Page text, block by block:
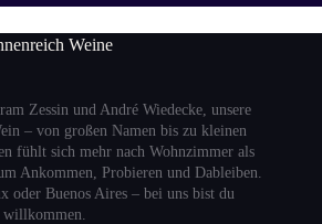
Weine
Zessin und André Wiedecke, unsere
– von großen Namen bis zu kleinen
fühlt sich mehr nach Wohnzimmer als
Ankommen, Probieren und Dableiben.
oder Buenos Aires – bei uns bist du
willkommen.